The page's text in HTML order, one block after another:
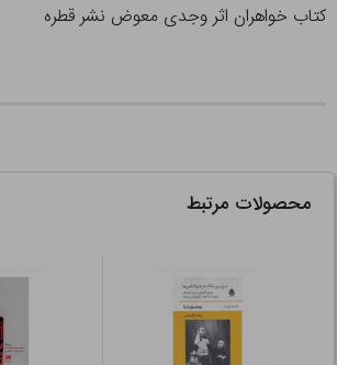
کتاب خواهران اثر وجدی معوض نشر قطره
محصولات مرتبط